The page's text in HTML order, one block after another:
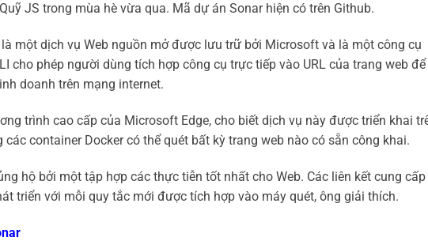
JS trong mùa hè vừa qua. Mã dự án Sonar hiện có trên Github.
một dịch vụ Web nguồn mở được lưu trữ bởi Microsoft và là một công cụ
cho phép người dùng tích hợp công cụ trực tiếp vào URL của trang web để
doanh trên mạng internet.
trình cao cấp của Microsoft Edge, cho biết dịch vụ này được triển khai
container Docker có thể quét bất kỳ trang web nào có sẵn công khai.
hộ bởi một tập hợp các thực tiễn tốt nhất cho Web. Các liên kết cung
triển với mỗi quy tắc mới được tích hợp vào máy quét, ông giải thích.